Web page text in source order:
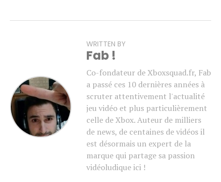
WRITTEN BY
Fab !
Co-fondateur de Xboxsquad.fr, Fab
a passé ces 10 dernières années à
scruter attentivement l'actualité
jeu vidéo et plus particulièrement
celle de Xbox. Auteur de milliers
de news, de centaines de vidéos il
est désormais un expert de la
marque qui partage sa passion
vidéoludique ici !